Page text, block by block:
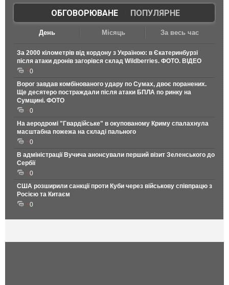
ОБГОВОРЮВАНЕ| ПОПУЛЯРНЕ
День Місяць За весь час
За 2000 кілометрів від кордону з Україною: в Єкатеринбурзі
після атаки дронів загорівся склад Wildberries. ФОТО. ВІДЕО
0
Ворог завдав комбінованого удару по Сумах, двоє поранених.
Ще десятеро постраждали після атаки БПЛА по ринку на
Сумщині. ФОТО
0
На аеродромі "Гвардійське" в окупованому Криму спалахнула
масштабна пожежа на складі пального
0
В адміністрації Вучича анонсували перший візит Зеленського до
Сербії
0
США розширили санкції проти Куби через військову співпрацю з
Росією та Китаєм
0